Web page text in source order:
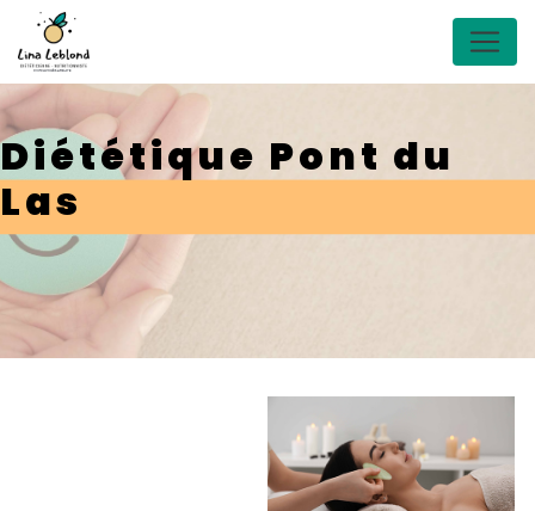
Panneau de gestion des cookies
Diététique Pont du
Las